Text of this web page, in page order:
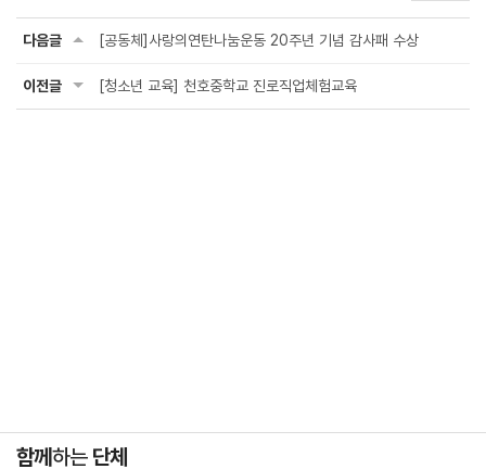
다음글 [공동체]사랑의연탄나눔운동 20주년 기념 감사패 수상
이전글 [청소년 교육] 천호중학교 진로직업체험교육
함께하는 단체